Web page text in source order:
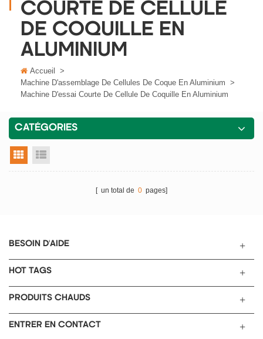
COURTE DE CELLULE
DE COQUILLE EN
ALUMINIUM
Accueil
>
Machine D'assemblage De Cellules De Coque En Aluminium >
Machine D'essai Courte De Cellule De Coquille En Aluminium
CATÉGORIES
vue grille
[ un total de 0 pages]
BESOIN D'AIDE
HOT TAGS
PRODUITS CHAUDS
ENTRER EN CONTACT